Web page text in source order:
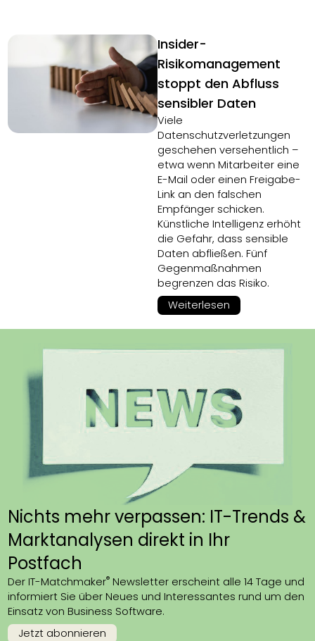
Insider-
Risikomanagement
stoppt den Abfluss
sensibler Daten
Viele
Datenschutzverletzungen
geschehen versehentlich –
etwa wenn Mitarbeiter eine
E-Mail oder einen Freigabe-
Link an den falschen
Empfänger schicken.
Künstliche Intelligenz erhöht
die Gefahr, dass sensible
Daten abfließen. Fünf
Gegenmaßnahmen
begrenzen das Risiko.
Weiterlesen
Nichts mehr verpassen: IT-Trends &
Marktanalysen direkt in Ihr
Postfach
Der IT-Matchmaker® Newsletter erscheint alle 14 Tage und
informiert Sie über Neues und Interessantes rund um den
Einsatz von Business Software.
Jetzt abonnieren